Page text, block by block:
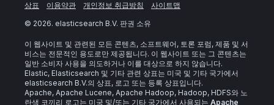
상표 이용약관 개인정보 취급방침
사이트맵
© 2026. elasticsearch B.V. 판권 소유
이 웹사이트 및 관련된 모든 콘텐츠, 소프트웨어, 토론 포럼, 제품 및 서
비스는 전문적인 용도로만 제공됩니다. 이 웹사이트 또는 그 콘텐츠는
일반 소비자 사용을 의도하거나 이를 대상으로 하지 않습니다.
Elastic, Elasticsearch 및 기타 관련 상표는 미국 및 기타 국가에서
elasticsearch B.V.의 상표, 로고 또는 등록 상표입니다.
Apache, Apache Lucene, Apache Hadoop, Hadoop, HDFS와 노
란색 코끼리 로고는 미국 및/또는 기타 국가에서 사용되는 Apache